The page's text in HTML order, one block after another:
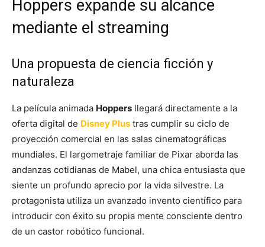
Hoppers expande su alcance
mediante el streaming
Una propuesta de ciencia ficción y
naturaleza
La película animada Hoppers llegará directamente a la
oferta digital de Disney Plus tras cumplir su ciclo de
proyección comercial en las salas cinematográficas
mundiales. El largometraje familiar de Pixar aborda las
andanzas cotidianas de Mabel, una chica entusiasta que
siente un profundo aprecio por la vida silvestre. La
protagonista utiliza un avanzado invento científico para
introducir con éxito su propia mente consciente dentro
de un castor robótico funcional.